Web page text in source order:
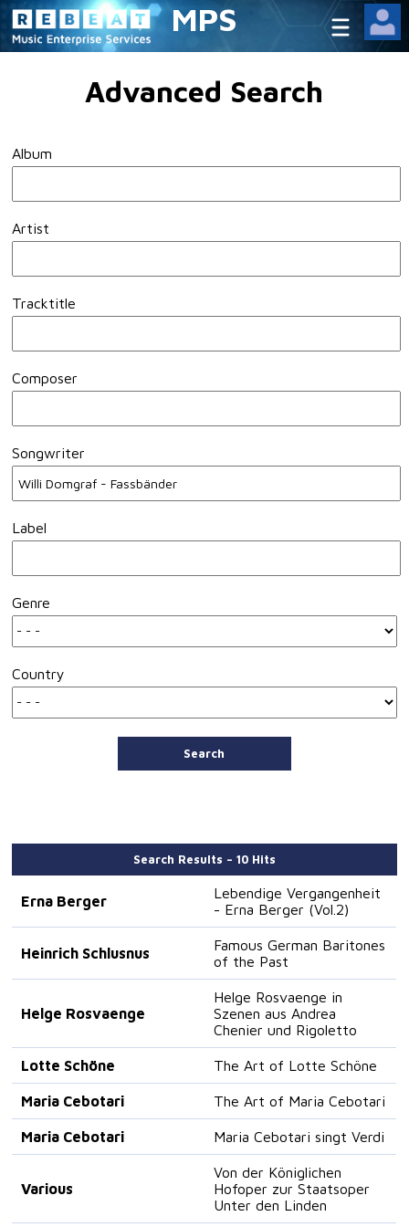
MPS
Advanced Search
Album
Artist
Tracktitle
Composer
Songwriter
Label
Genre
Country
Search
Search Results – 10 Hits
Erna Berger
Lebendige Vergangenheit
- Erna Berger (Vol.2)
Heinrich Schlusnus
Famous German Baritones
of the Past
Helge Rosvaenge
Helge Rosvaenge in
Szenen aus Andrea
Chenier und Rigoletto
Lotte Schöne The Art of Lotte Schöne
Maria Cebotari The Art of Maria Cebotari
Maria Cebotari Maria Cebotari singt Verdi
Various
Von der Königlichen
Hofoper zur Staatsoper
Unter den Linden